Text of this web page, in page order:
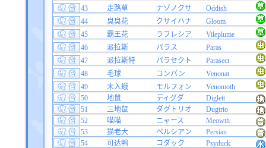
43
走路草 ナゾノクサ
Oddish
44
臭臭花 クサイハナ
Gloom
45
霸王花 ラフレシア
Vileplume
46
派拉斯 パラス
Paras
47
派拉斯特 パラセクト
Parasect
48
毛球 コンパン
Venonat
49
末入蛾 モルフォン
Venomoth
50
地鼠 ディグダ
Diglett
51
三地鼠 ダグトリオ
Dugtrio
52
喵喵 ニャース
Meowth
53
猫老大 ペルシアン
Persian
54
可达鸭 コダック
Psyduck